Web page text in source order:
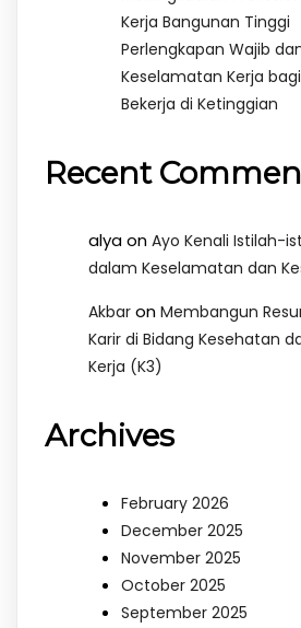
Kerja Bangunan Tinggi
Perlengkapan Wajib
Keselamatan Kerja
Bekerja di Ketinggian
Recent
alyaon Ayo Kenali Istilah-
dalam Keselamatan dan
Akbar on Membangun
Karir di Bidang Kesehatan
Kerja (K3)
Archives
February 2026
December 2025
November 2025
October 2025
September 2025